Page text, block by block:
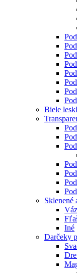
Biele
Sklenené
Iné
Darčeky